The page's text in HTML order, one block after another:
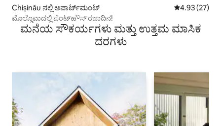
Chișinău ನಲ್ಲಿ ಅಪಾರ್ಟ್‌ಮಂಟ್ 5 ರಲ್ಲಿ 4.93
4.93 (27)
ಮೊಲ್ಡೊವಾದಲ್ಲಿ ಪೆಂಟ್‌ಹೌಸ್ ರಜಾದಿನ!
ಮನೆಯ ಸೌಕರ್ಯಗಳು ಮತ್ತು ಉತ್ತಮ ಮಾಸಿಕ
ದರಗಳು